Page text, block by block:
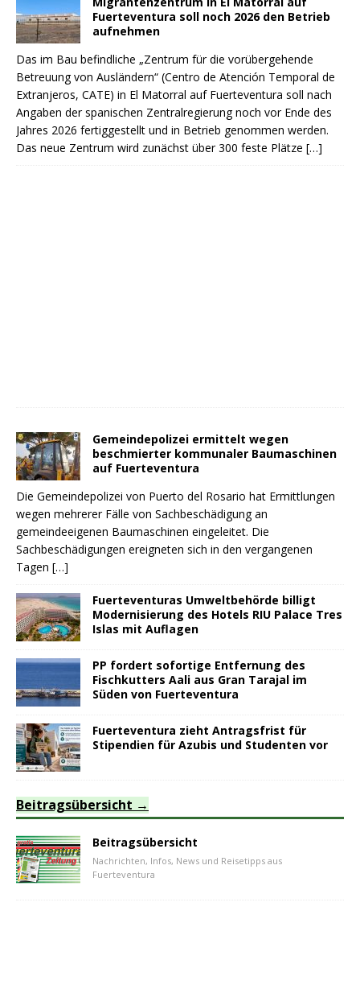
Fuerteventura soll noch 2026 den Betrieb
aufnehmen
Das im Bau befindliche „Zentrum für die vorübergehende
Betreuung von Ausländern“ (Centro de Atención Temporal de
Extranjeros, CATE) in El Matorral auf Fuerteventura soll nach
Angaben der spanischen Zentralregierung noch vor Ende des
Jahres 2026 fertiggestellt und in Betrieb genommen werden.
Das neue Zentrum wird zunächst über 300 feste Plätze […]
Gemeindepolizei ermittelt wegen
beschmierter kommunaler Baumaschinen
auf Fuerteventura
Die Gemeindepolizei von Puerto del Rosario hat Ermittlungen
wegen mehrerer Fälle von Sachbeschädigung an
gemeindeeigenen Baumaschinen eingeleitet. Die
Sachbeschädigungen ereigneten sich in den vergangenen
Tagen […]
Fuerteventuras Umweltbehörde billigt
Modernisierung des Hotels RIU Palace Tres
Islas mit Auflagen
PP fordert sofortige Entfernung des
Fischkutters Aali aus Gran Tarajal im
Süden von Fuerteventura
Fuerteventura zieht Antragsfrist für
Stipendien für Azubis und Studenten vor
Beitragsübersicht
Beitragsübersicht
Nachrichten, Infos, News und Reisetipps aus
Fuerteventura